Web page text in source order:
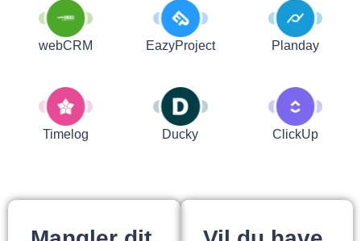
webCRM EazyProject Planday
Timelog Ducky ClickUp